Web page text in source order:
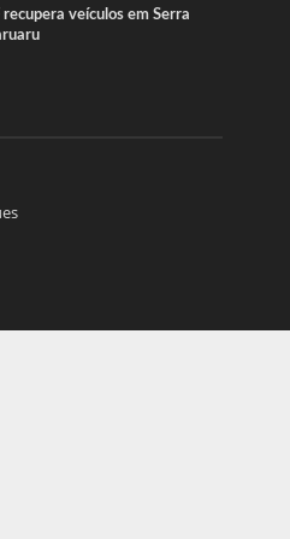
recupera veículos em Serra